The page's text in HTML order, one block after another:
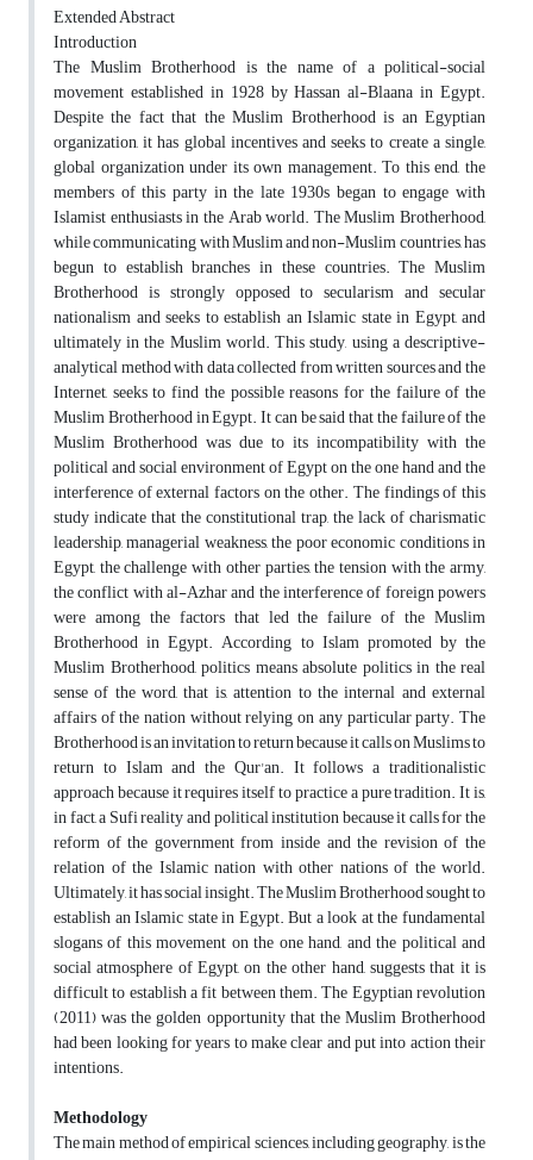
Extended Abstract
Introduction
The Muslim Brotherhood is the name of a political-social
movement established in 1928 by Hassan al-Blaana in Egypt.
Despite the fact that the Muslim Brotherhood is an Egyptian
organization, it has global incentives and seeks to create a single,
global organization under its own management. To this end, the
members of this party in the late 1930s began to engage with
Islamist enthusiasts in the Arab world. The Muslim Brotherhood,
while communicating with Muslim and non-Muslim countries, has
begun to establish branches in these countries. The Muslim
Brotherhood is strongly opposed to secularism and secular
nationalism and seeks to establish an Islamic state in Egypt, and
ultimately in the Muslim world. This study, using a descriptive-
analytical method with data collected from written sources and the
Internet, seeks to find the possible reasons for the failure of the
Muslim Brotherhood in Egypt. It can be said that the failure of the
Muslim Brotherhood was due to its incompatibility with the
political and social environment of Egypt on the one hand and the
interference of external factors on the other. The findings of this
study indicate that the constitutional trap, the lack of charismatic
leadership, managerial weakness, the poor economic conditions in
Egypt, the challenge with other parties, the tension with the army,
the conflict with al-Azhar and the interference of foreign powers
were among the factors that led the failure of the Muslim
Brotherhood in Egypt. According to Islam promoted by the
Muslim Brotherhood, politics means absolute politics in the real
sense of the word, that is, attention to the internal and external
affairs of the nation without relying on any particular party. The
Brotherhood is an invitation to return because it calls on Muslims to
return to Islam and the Qur'an. It follows a traditionalistic
approach because it requires itself to practice a pure tradition. It is,
in fact, a Sufi reality and political institution because it calls for the
reform of the government from inside and the revision of the
relation of the Islamic nation with other nations of the world.
Ultimately, it has social insight. The Muslim Brotherhood sought to
establish an Islamic state in Egypt. But a look at the fundamental
slogans of this movement on the one hand, and the political and
social atmosphere of Egypt, on the other hand, suggests that it is
difficult to establish a fit between them. The Egyptian revolution
(2011) was the golden opportunity that the Muslim Brotherhood
had been looking for years to make clear and put into action their
intentions.
Methodology
The main method of empirical sciences, including geography, is the